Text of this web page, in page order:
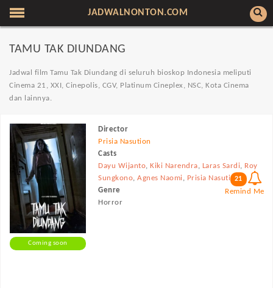
JADWALNONTON.COM
TAMU TAK DIUNDANG
Jadwal film Tamu Tak Diundang di seluruh bioskop Indonesia meliputi
Cinema 21, XXI, Cinepolis, CGV, Platinum Cineplex, NSC, Kota Cinema
dan lainnya.
Coming soon
Director
Prisia Nasution
Casts
Dayu Wijanto,Kiki Narendra, Laras Sardi, Roy
Sungkono,Agnes Naomi, Prisia Nasution
Genre
Horror
21
Remind Me